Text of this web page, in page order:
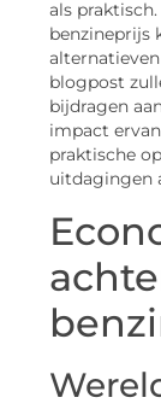
als
benzineprijs
blogpost
bijdragen
impact
praktische
uitdagingen